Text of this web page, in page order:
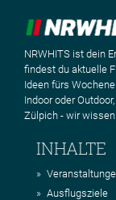
NRWHITS ist dein
findest du aktuelle
Ideen fürs
Indoor oder
Zülpich - wir
INHALTE
Ausflugsziele